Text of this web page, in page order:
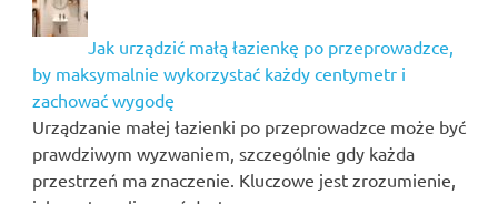
Jak urządzić małą łazienkę po przeprowadzce,
by maksymalnie wykorzystać każdy centymetr i
zachować wygodę
Urządzanie małej łazienki po przeprowadzce może być
prawdziwym wyzwaniem, szczególnie gdy każda
przestrzeń ma znaczenie. Kluczowe jest zrozumienie,